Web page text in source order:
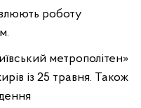
роботу
метрополітен»
із 25 травня. Також